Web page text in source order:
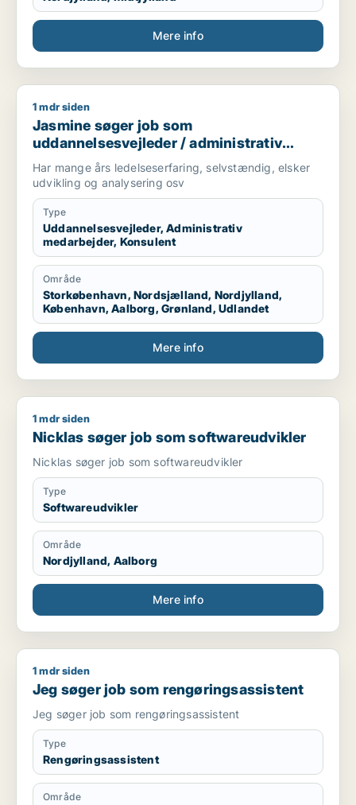
Mere info
Jasmine søger job som uddannelsesvejleder / administrativ
1 mdr siden
Jasmine søger job som
uddannelsesvejleder / administrativ
medarbejder / konsulent
Har mange års ledelseserfaring, selvstændig, elsker
udvikling og analysering osv
Type
Uddannelsesvejleder, Administrativ
medarbejder, Konsulent
Område
Storkøbenhavn, Nordsjælland, Nordjylland,
København, Aalborg, Grønland, Udlandet
Mere info
Nicklas søger job som softwareudvikler
1 mdr siden
Nicklas søger job som softwareudvikler
Nicklas søger job som softwareudvikler
Type
Softwareudvikler
Område
Nordjylland, Aalborg
Mere info
Jeg søger job som rengøringsassistent
1 mdr siden
Jeg søger job som rengøringsassistent
Jeg søger job som rengøringsassistent
Type
Rengøringsassistent
Område